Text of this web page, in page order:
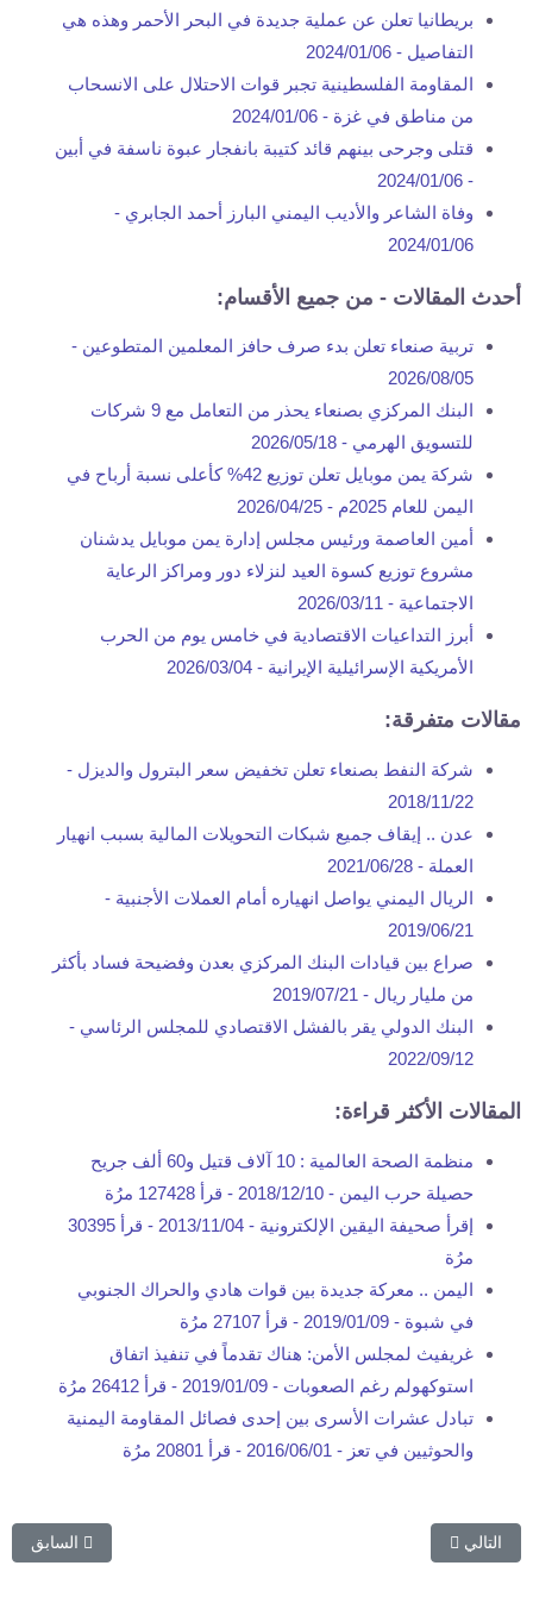
بريطانيا تعلن عن عملية جديدة في البحر الأحمر وهذه هي
التفاصيل - 2024/01/06
المقاومة الفلسطينية تجبر قوات الاحتلال على الانسحاب
من مناطق في غزة - 2024/01/06
قتلى وجرحى بينهم قائد كتيبة بانفجار عبوة ناسفة في أبين
-
2024/01/06
وفاة الشاعر والأديب اليمني البارز أحمد الجابري -
2024/01/06
أحدث المقالات - من جميع الأقسام:
تربية صنعاء تعلن بدء صرف حافز المعلمين المتطوعين -
2026/08/05
البنك المركزي بصنعاء يحذر من التعامل مع 9 شركات
للتسويق الهرمي - 2026/05/18
شركة يمن موبايل تعلن توزيع 42% كأعلى نسبة أرباح في
اليمن للعام 2025م -
2026/04/25
أمين العاصمة ورئيس مجلس إدارة يمن موبايل يدشنان
مشروع توزيع كسوة العيد لنزلاء دور ومراكز الرعاية
الاجتماعية - 2026/03/11
أبرز التداعيات الاقتصادية في خامس يوم من الحرب
الأمريكية الإسرائيلية الإيرانية - 2026/03/04
مقالات متفرقة:
شركة النفط بصنعاء تعلن تخفيض سعر البترول والديزل -
2018/11/22
عدن .. إيقاف جميع شبكات التحويلات المالية بسبب انهيار
العملة - 2021/06/28
الريال اليمني يواصل انهياره أمام العملات الأجنبية -
2019/06/21
صراع بين قيادات البنك المركزي بعدن وفضيحة فساد بأكثر
من مليار ريال - 2019/07/21
البنك الدولي يقر بالفشل الاقتصادي للمجلس الرئاسي -
2022/09/12
المقالات الأكثر قراءة:
منظمة الصحة العالمية : 10 آلاف قتيل و60 ألف جريح
حصيلة حرب اليمن - 2018/12/10
- قرأ 127428 مرُة
إقرأ صحيفة اليقين الإلكترونية - 2013/11/04
-
قرأ 30395
مرُة
اليمن .. معركة جديدة بين قوات هادي والحراك الجنوبي
في شبوة - 2019/01/09
- قرأ 27107 مرُة
غريفيث لمجلس الأمن: هناك تقدماً في تنفيذ اتفاق
استوكهولم رغم الصعوبات - 2019/01/09
- قرأ 26412 مرُة
تبادل عشرات الأسرى بين إحدى فصائل المقاومة اليمنية
والحوثيين في تعز - 2016/06/01
- قرأ 20801 مرُة
المقال
السابق
المقال التالي: المشاط: على أمريكا تسليم قتلة جنودنا في البحر الأحمر أو
التالي